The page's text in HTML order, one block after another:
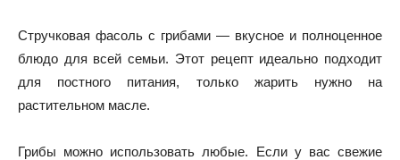
Стручковая фасоль с грибами — вкусное и полноценное
блюдо для всей семьи. Этот рецепт идеально подходит
для постного питания, только жарить нужно на
растительном масле.
Грибы можно использовать любые. Если у вас свежие